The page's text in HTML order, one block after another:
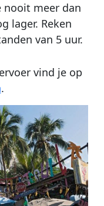
meer dan
lager. Reken
van 5 uur.
vind je op
.